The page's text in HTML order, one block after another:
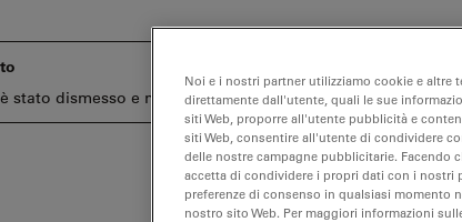
stato dismesso e non è più disponibile. Ci contatti per
Noi e i nostri partner utilizziamo cookie e
direttamente dall'utente, quali le sue
siti Web, proporre all'utente pubblicità e
siti Web, consentire all'utente di condividere
delle nostre campagne pubblicitarie.
accetta di condividere i propri dati con i
preferenze di consenso in qualsiasi momento
nostro sito Web. Per maggiori informazioni